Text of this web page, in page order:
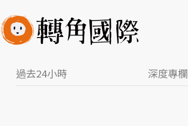
過去24小時 深度專欄